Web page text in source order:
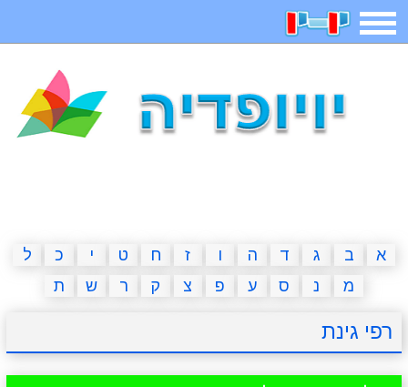
תפריט
איש תלוי מדריכים פוקימון גו מצא הבדלים
יצירה משחקי בנות אשליות חדשות
א ב ג ד ה ו ז ח ט י כ
ל
מ
נ ס ע פ צ ק ר ש ת
רפי גינת